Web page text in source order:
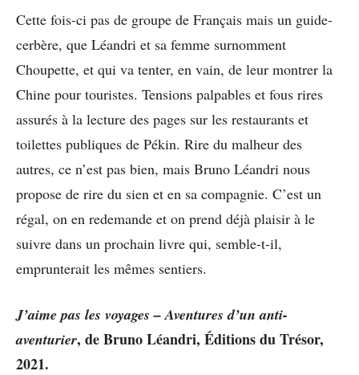
Cette fois-ci pas de groupe de Français mais un guide-
cerbère, que Léandri et sa femme surnomment
Choupette, et qui va tenter, en vain, de leur montrer la
Chine pour touristes. Tensions palpables et fous rires
assurés à la lecture des pages sur les restaurants et
toilettes publiques de Pékin. Rire du malheur des
autres, ce n’est pas bien, mais Bruno Léandri nous
propose de rire du sien et en sa compagnie. C’est un
régal, on en redemande et on prend déjà plaisir à le
suivre dans un prochain livre qui, semble-t-il,
emprunterait les mêmes sentiers.
J’aime pas les voyages – Aventures d’un anti-
aventurier, de Bruno Léandri, Éditions du Trésor,
2021.